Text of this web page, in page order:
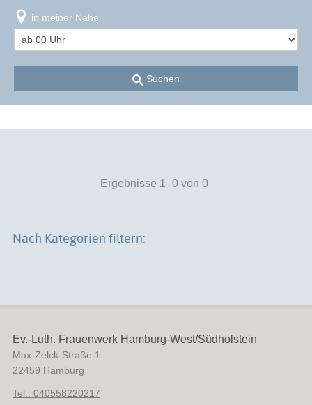
in meiner Nähe
Suchen
Ergebnisse 1–0 von 0
Nach Kategorien filtern:
Ev.-Luth. Frauenwerk Hamburg-West/Südholstein
Max-Zelck-Straße 1
22459 Hamburg
Tel.: 040558220217